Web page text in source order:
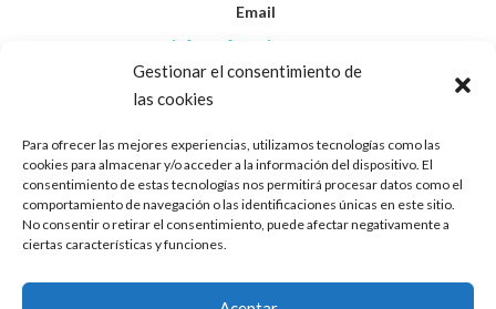
Gestionar el consentimiento de
las cookies
Para ofrecer las mejores experiencias, utilizamos tecnologías como las
cookies para almacenar y/o acceder a la información del dispositivo. El
consentimiento de estas tecnologías nos permitirá procesar datos como el
comportamiento de navegación o las identificaciones únicas en este sitio.
No consentir o retirar el consentimiento, puede afectar negativamente a
ciertas características y funciones.
Email
info@afanasjerez.com
Aviso Legal